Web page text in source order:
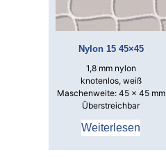
Nylon 15 45×45
1,8 mm nylon
knotenlos, weiß
Maschenweite: 45 x 45 mm
Überstreichbar
Weiterlesen